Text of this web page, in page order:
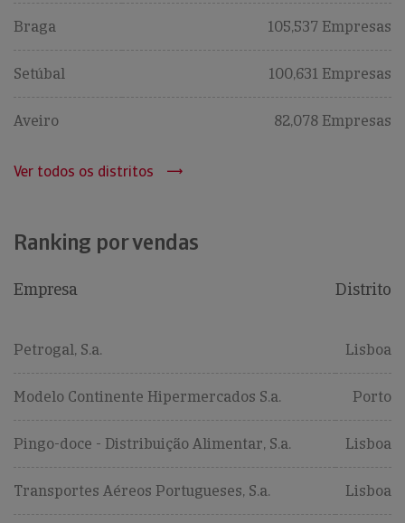
Braga 105,537 Empresas
Setúbal 100,631 Empresas
Aveiro 82,078 Empresas
Ver todos os distritos
Ranking por vendas
Empresa Distrito
Petrogal, S.a. Lisboa
Modelo Continente Hipermercados S.a. Porto
Pingo-doce - Distribuição Alimentar, S.a. Lisboa
Transportes Aéreos Portugueses, S.a. Lisboa